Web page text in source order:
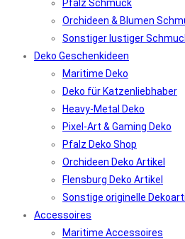
Pfalz Schmuck
Orchideen & Blumen
Sonstiger lustiger
Deko Geschenkideen
Maritime Deko
Deko für Katzenliebhaber
Heavy-Metal Deko
Pixel-Art & Gaming Deko
Pfalz Deko Shop
Orchideen Deko Artikel
Flensburg Deko Artikel
Sonstige originelle
Accessoires
Maritime Accessoires